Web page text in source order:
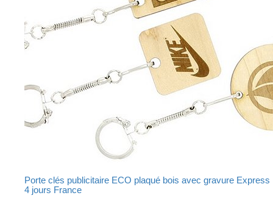
Porte clés publicitaire ECO plaqué bois avec gravure Express
4 jours France